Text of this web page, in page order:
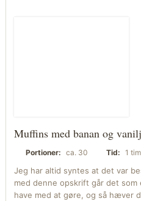
Muffins med banan og
Portioner: ca. 30 Tid: 1
Jeg har altid syntes at det var
med denne opskrift går det
have med at gøre, og så hæver